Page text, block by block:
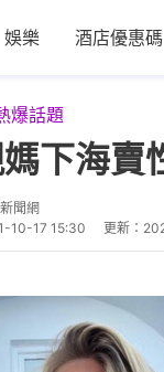
娛樂 酒店優惠碼
爆話題
下海
聞網
10-17 15:30 更新：